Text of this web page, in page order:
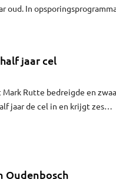
oud. In
jaar cel
Rutte bedreigde en
jaar de cel in en krijgt zes
Oudenbosch